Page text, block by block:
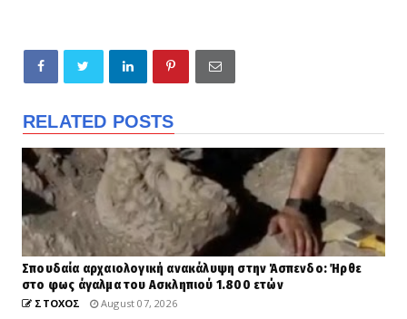
RELATED POSTS
Σπουδαία αρχαιολογική ανακάλυψη στην Άσπενδο: Ήρθε
στο φως άγαλμα του Ασκληπιού 1.800 ετών
ΣΤΟΧΟΣ August 07, 2026